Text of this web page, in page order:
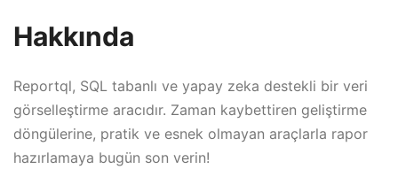
Hakkında
Reportql, SQL tabanlı ve yapay zeka destekli bir veri
görselleştirme aracıdır. Zaman kaybettiren geliştirme
döngülerine, pratik ve esnek olmayan araçlarla rapor
hazırlamaya bugün son verin!